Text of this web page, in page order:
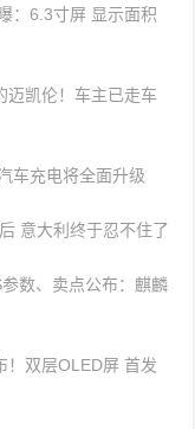
：6.3寸屏 显示面积
迈凯伦！车主已走车
车充电将全面升级
意大利终于忍不住了
数、卖点公布：麒麟
！双层OLED屏 首发